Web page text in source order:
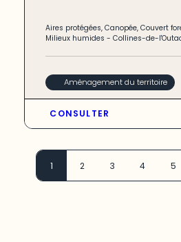
Aires protégées,Canopée,Couvert
Milieux humides -Collines-de-
Aménagement du territoire
CONSULTER
1 2 3 4 5